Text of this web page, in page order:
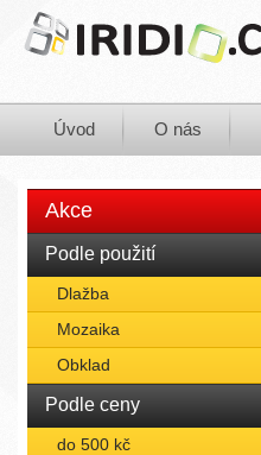
Úvod O nás
Akce
Podle použití
Dlažba
Mozaika
Obklad
Podle ceny
do 500 kč